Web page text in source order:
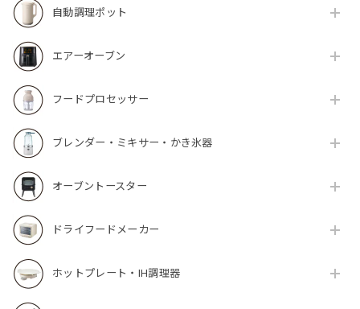
自動調理ポット
エアーオーブン
フードプロセッサー
ブレンダー・ミキサー・かき氷器
オーブントースター
ドライフードメーカー
ホットプレート・IH調理器